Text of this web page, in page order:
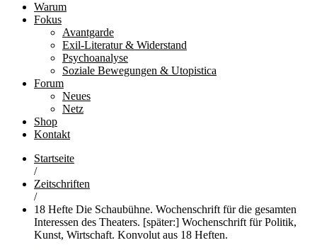
Warum
Fokus
Avantgarde
Exil-Literatur & Widerstand
Psychoanalyse
Soziale Bewegungen & Utopistica
Forum
Neues
Netz
Shop
Kontakt
Startseite
/
Zeitschriften
/
18 Hefte Die Schaubühne. Wochenschrift für die gesamten
Interessen des Theaters. [später:] Wochenschrift für Politik,
Kunst, Wirtschaft. Konvolut aus 18 Heften.